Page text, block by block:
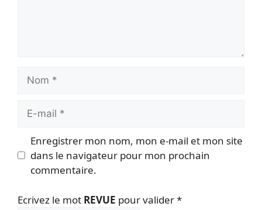
Nom
Enregistrer mon nom, mon e-mail et mon site
dans le navigateur pour mon prochain
commentaire.
Ecrivez le mot REVUE pour valider*